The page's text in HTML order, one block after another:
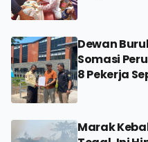
Dewan
Somasi
8 Pekerja
Marak